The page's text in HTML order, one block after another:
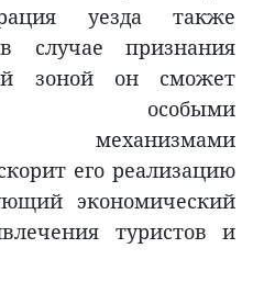
уезда также
случае признания
зоной он сможет
особыми
механизмами
его реализацию
экономический
туристов и